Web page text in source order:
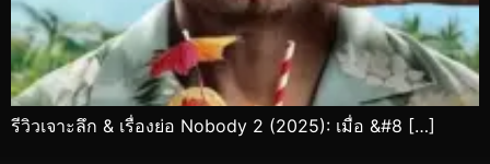
รีวิวเจาะลึก & เรื่องย่อ Nobody 2 (2025): เมื่อ &#8 […]